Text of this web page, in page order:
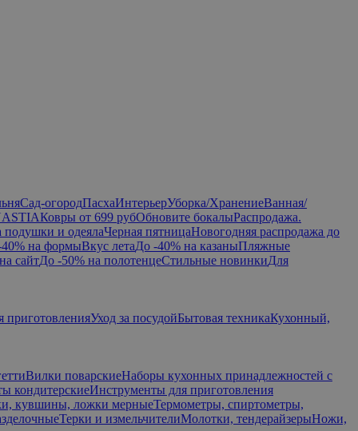
Сад-огородПасхаИнтерьерУборка/ХранениеВанная/
Ковры от 699 рубОбновите бокалыРаспродажа.
подушки и одеялаЧерная пятницаНовогодняя распродажа до
на формыВкус летаДо -40% на казаныПляжные
сайтДо -50% на полотенцеСтильные новинкиДля
приготовленияУход за посудойБытовая техникаКухонный,
Вилки поварскиеНаборы кухонных принадлежностей с
кондитерскиеИнструменты для приготовления
кувшины, ложки мерныеТермометры, спиртометры,
Терки и измельчителиМолотки, тендерайзерыНожи,